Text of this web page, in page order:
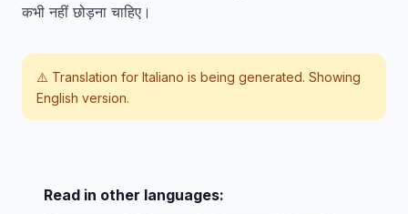
कभी नहीं छोड़ना चाहिए।
⚠️ Translation for Italiano is being generated. Showing
English version.
Read in other languages: